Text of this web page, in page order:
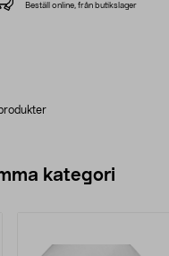
Beställ online, från butikslager
kategori